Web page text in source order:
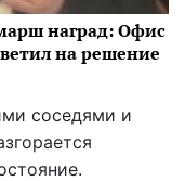
наград: Офис
на решение
соседями и